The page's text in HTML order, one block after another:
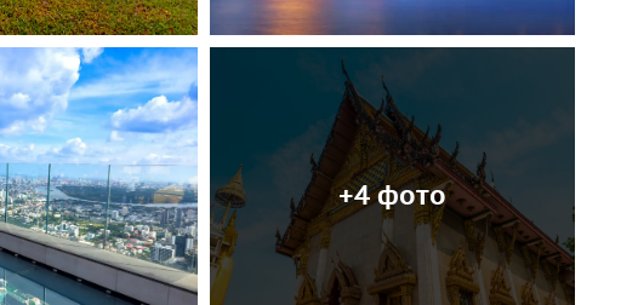
+4 фото